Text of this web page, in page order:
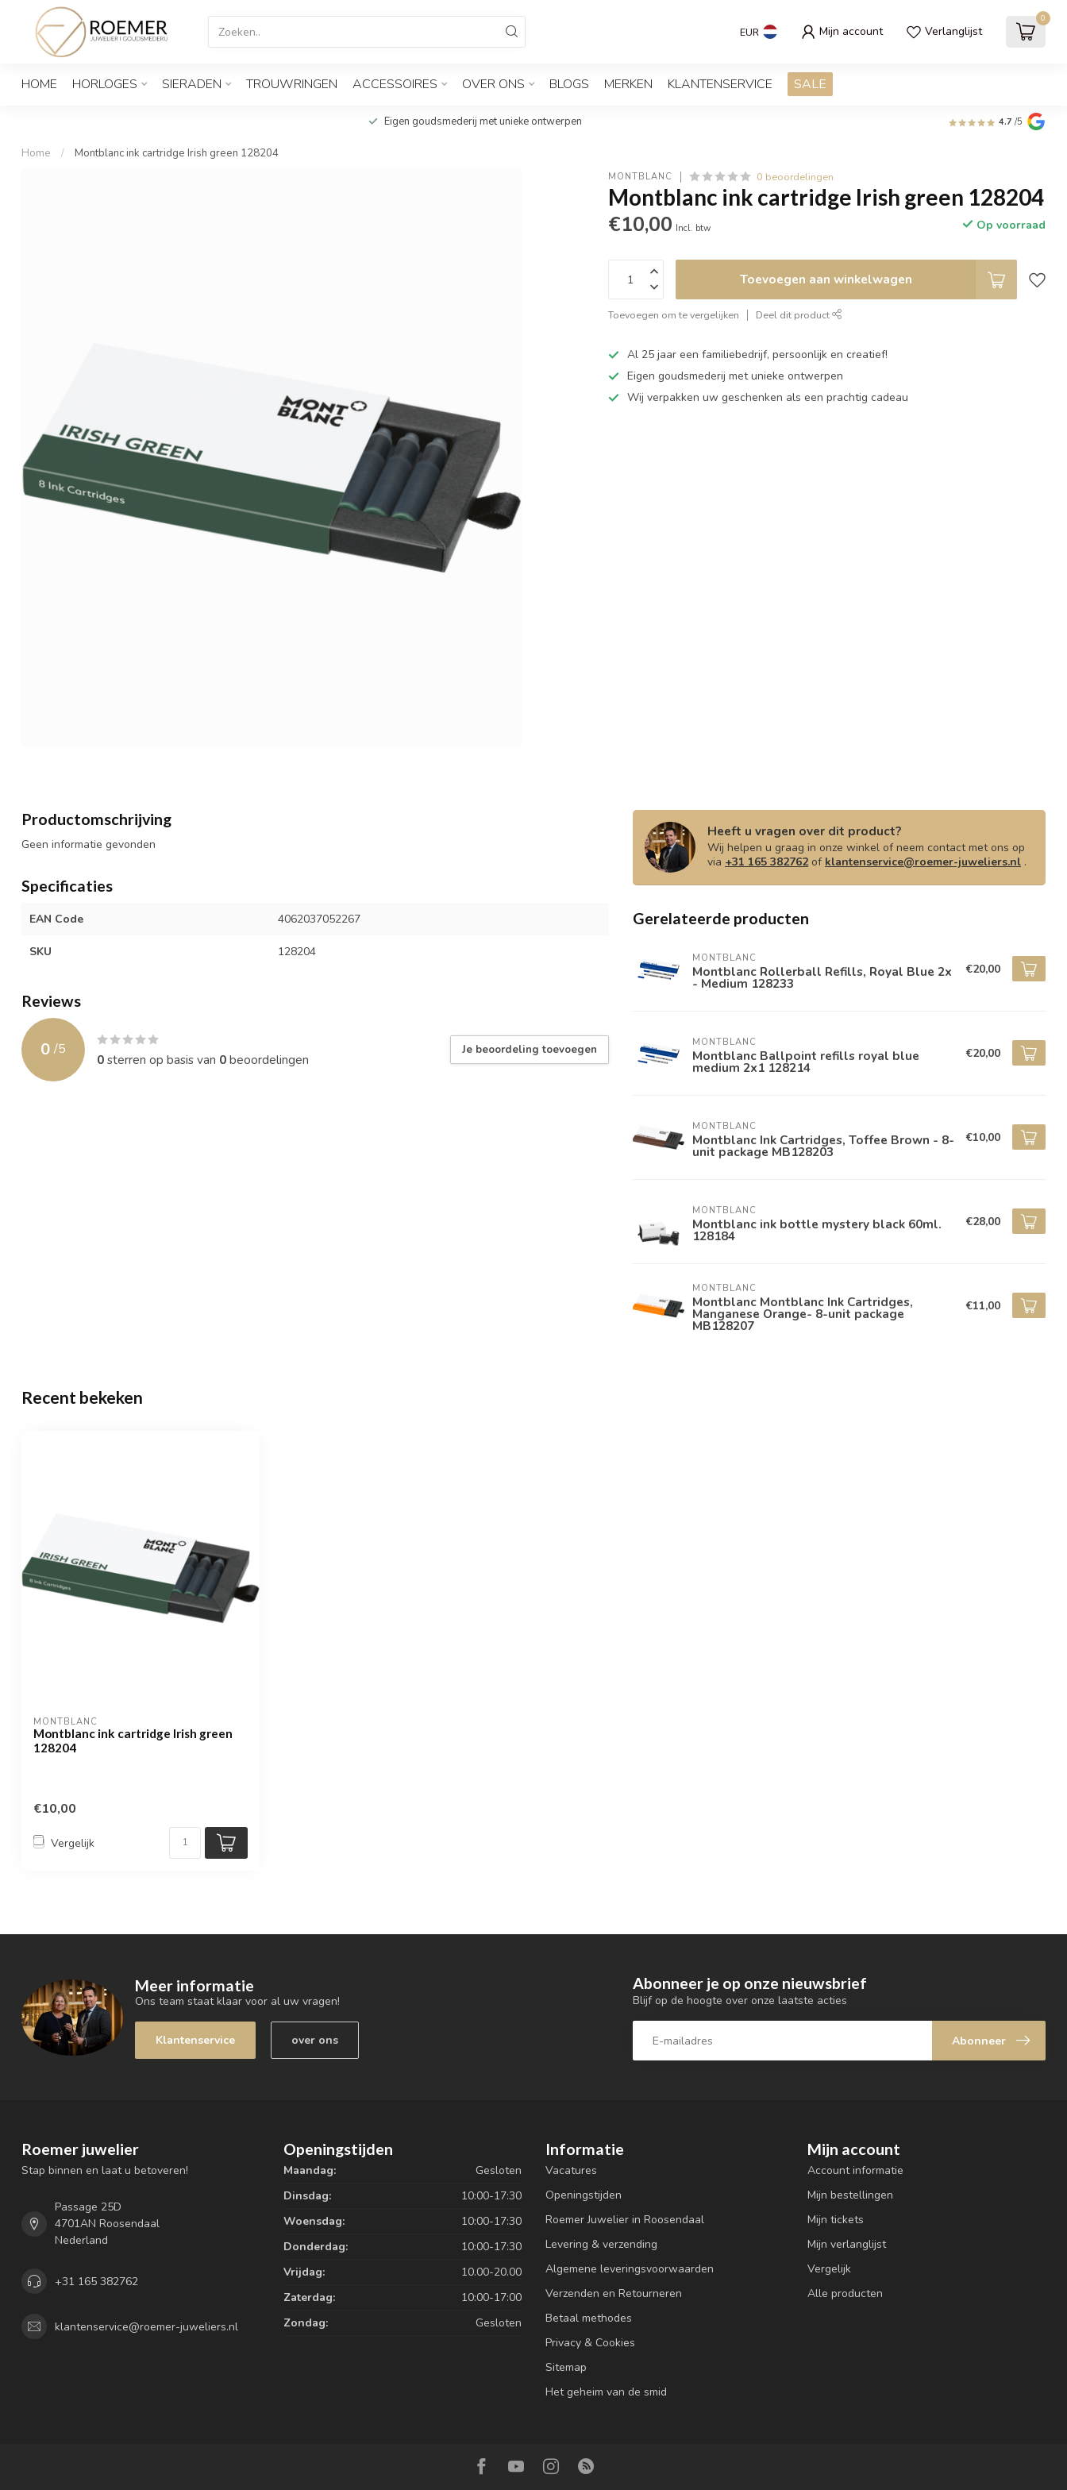
EUR Mijn account Verlanglijst
0
HOME HORLOGES SIERADEN TROUWRINGEN ACCESSOIRES OVER ONS BLOGS MERKEN KLANTENSERVICE SALE
Eigen goudsmederij met unieke ontwerpen 4.7 /5
Home / Montblanc ink cartridge Irish green 128204
MONTBLANC 0 beoordelingen
Montblanc ink cartridge Irish green 128204
€10,00 Incl. btw Op voorraad
Toevoegen aan winkelwagen
Toevoegen om te vergelijken Deel dit product
Al 25 jaar een familiebedrijf, persoonlijk en creatief!
Eigen goudsmederij met unieke ontwerpen
Wij verpakken uw geschenken als een prachtig cadeau
Productomschrijving
Geen informatie gevonden
Specificaties
EAN Code 4062037052267
SKU 128204
Reviews
0 /5
0sterren op basis van 0beoordelingen
Je beoordeling toevoegen
Heeft u vragen over dit product?
Wij helpen u graag in onze winkel of neem contact met ons op
via +31 165 382762of klantenservice@roemer-juweliers.nl .
Gerelateerde producten
MONTBLANC
Montblanc Rollerball Refills, Royal Blue 2x
- Medium 128233
€20,00
MONTBLANC
Montblanc Ballpoint refills royal blue
medium 2x1 128214
€20,00
MONTBLANC
Montblanc Ink Cartridges, Toffee Brown - 8-
unit package MB128203
€10,00
MONTBLANC
Montblanc ink bottle mystery black 60ml.
128184
€28,00
MONTBLANC
Montblanc Montblanc Ink Cartridges,
Manganese Orange- 8-unit package
MB128207
€11,00
Recent bekeken
MONTBLANC
Montblanc ink cartridge Irish green
128204
€10,00
Vergelijk
Meer informatie
Ons team staat klaar voor al uw vragen!
Klantenservice over ons
Abonneer je op onze nieuwsbrief
Blijf op de hoogte over onze laatste acties
Abonneer
Roemer juwelier
Stap binnen en laat u betoveren!
Passage 25D
4701AN Roosendaal
Nederland
+31 165 382762
klantenservice@roemer-juweliers.nl
Openingstijden
Maandag:
Gesloten
Dinsdag:
10:00-17:30
Woensdag:
10:00-17:30
Donderdag:
10:00-17:30
Vrijdag:
10.00-20.00
Zaterdag:
10:00-17:00
Zondag:
Gesloten
Informatie
Vacatures
Openingstijden
Roemer Juwelier in Roosendaal
Levering & verzending
Algemene leveringsvoorwaarden
Verzenden en Retourneren
Betaal methodes
Privacy & Cookies
Sitemap
Het geheim van de smid
Mijn account
Account informatie
Mijn bestellingen
Mijn tickets
Mijn verlanglijst
Vergelijk
Alle producten